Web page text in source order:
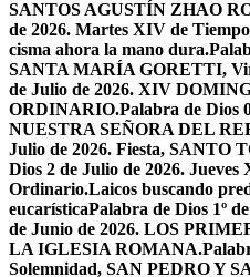
SANTOS AGUSTÍN ZHAO
de 2026. Martes XIV de
cisma ahora la mano dura.
SANTA MARÍA GORETTI,
de Julio de 2026. XIV
ORDINARIO.Palabra de Dios
NUESTRA SEÑORA DEL
Julio de 2026. Fiesta, SANTO
Dios 2 de Julio de 2026.
Ordinario.Laicos buscando
eucarísticaPalabra de Dios 1º
de Junio de 2026. LOS
LA IGLESIA ROMANA.
Solemnidad, SAN PEDRO Y